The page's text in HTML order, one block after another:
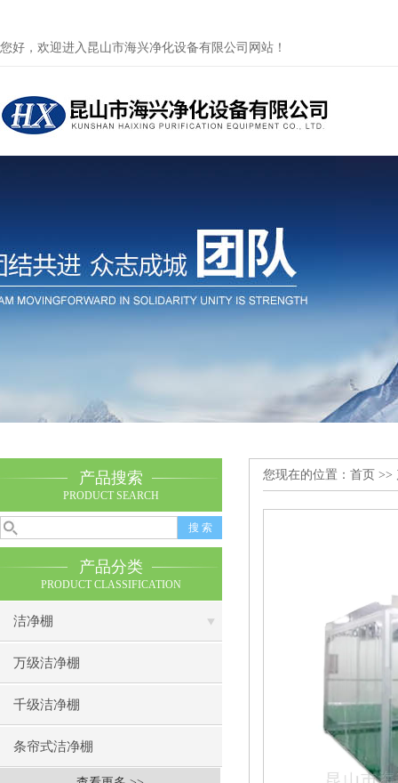
您好，欢迎进入昆山市海兴净化设备有限公司网站！
产品搜索
PRODUCT SEARCH
产品分类
PRODUCT CLASSIFICATION
洁净棚
万级洁净棚
千级洁净棚
条帘式洁净棚
您现在的位置： 首页 >>